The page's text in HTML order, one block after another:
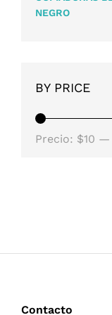
NEGRO
BY PRICE
Precio: $10 —
Contacto